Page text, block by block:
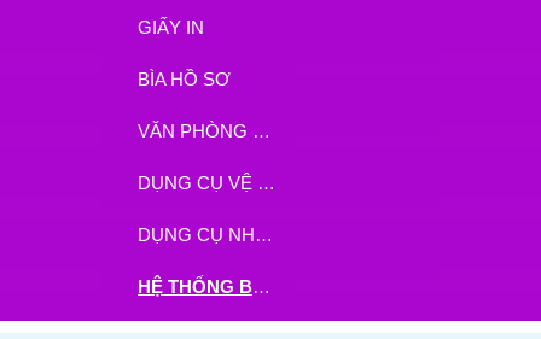
GIẤY IN
BÌA HỒ SƠ
VĂN PHÒNG PHẨM
DỤNG CỤ VỆ SINH
DỤNG CỤ NHÀ BẾP
HỆ THỐNG BHX - TGDĐ ĐẶT HÀNG TẠI ĐÂY